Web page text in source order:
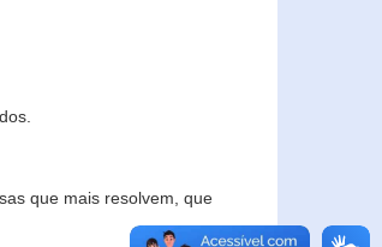
que mais resolvem, que